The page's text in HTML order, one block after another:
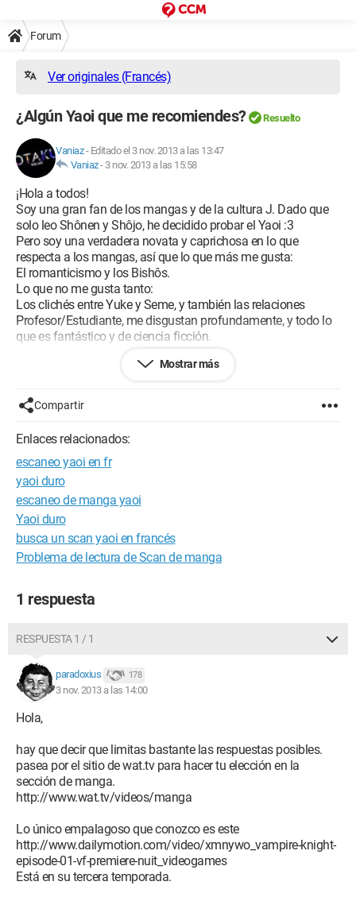
Forum
Ver originales (Francés)
¿Algún Yaoi que me recomiendes? Resuelto
Vaniaz- Editado el 3 nov. 2013 a las 13:47
Vaniaz- 3 nov. 2013 a las 15:58
¡Hola a todos!
Soy una gran fan de los mangas y de la cultura J. Dado que
solo leo Shônen y Shôjo, he decidido probar el Yaoi :3
Pero soy una verdadera novata y caprichosa en lo que
respecta a los mangas, así que lo que más me gusta:
El romanticismo y los Bishôs.
Lo que no me gusta tanto:
Los clichés entre Yuke y Seme, y también las relaciones
Profesor/Estudiante, me disgustan profundamente, y todo lo
que es fantástico y de ciencia ficción.
Así que: ¿me pueden recomendar algo?
Mostrar más
Compartir
Enlaces relacionados:
escaneo yaoi en fr
yaoi duro
escaneo de manga yaoi
Yaoi duro
busca un scan yaoi en francés
Problema de lectura de Scan de manga
1 respuesta
RESPUESTA 1 / 1
paradoxius 178
3 nov. 2013 a las 14:00
Hola,
hay que decir que limitas bastante las respuestas posibles.
pasea por el sitio de wat.tv para hacer tu elección en la
sección de manga.
http://www.wat.tv/videos/manga
Lo único empalagoso que conozco es este
http://www.dailymotion.com/video/xmnywo_vampire-knight-
episode-01-vf-premiere-nuit_videogames
Está en su tercera temporada.